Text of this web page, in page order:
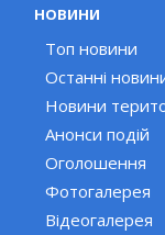
НОВИНИ
Топ новини
Останні
Новини
Анонси подій
Оголошення
Фотогалерея
Відеогалерея